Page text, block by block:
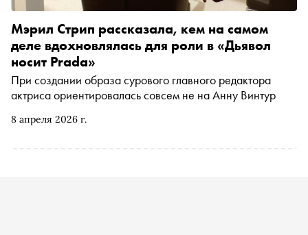
8 апреля 2026 г.
Мэрил Стрип рассказала, кем на самом
деле вдохновлялась для роли в «Дьявол
носит Prada»
При создании образа сурового главного редактора
актриса ориентировалась совсем не на Анну Винтур